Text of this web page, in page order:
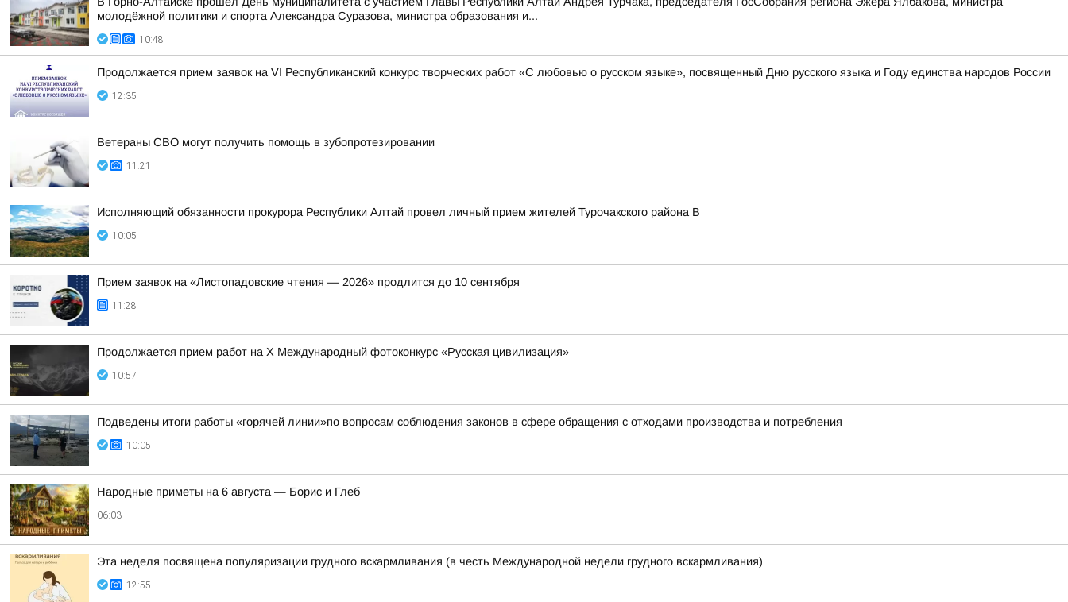
молодёжной политики и спорта Александра Суразова, министра образования и...
10:48
Продолжается прием заявок на VI Республиканский конкурс творческих работ «С любовью о русском языке», посвященный Дню русского языка и Году единства народов России
12:35
Ветераны СВО могут получить помощь в зубопротезировании
11:21
Исполняющий обязанности прокурора Республики Алтай провел личный прием жителей Турочакского района В
10:05
Прием заявок на «Листопадовские чтения — 2026» продлится до 10 сентября
11:28
Продолжается прием работ на Х Международный фотоконкурс «Русская цивилизация»
10:57
Подведены итоги работы «горячей линии»по вопросам соблюдения законов в сфере обращения с отходами производства и потребления
10:05
Hapoдныe пpимeты нa 6 aвгуcтa — Бopиc и Глeб
06:03
Эта неделя посвящена популяризации грудного вскармливания (в честь Международной недели грудного вскармливания)
12:55